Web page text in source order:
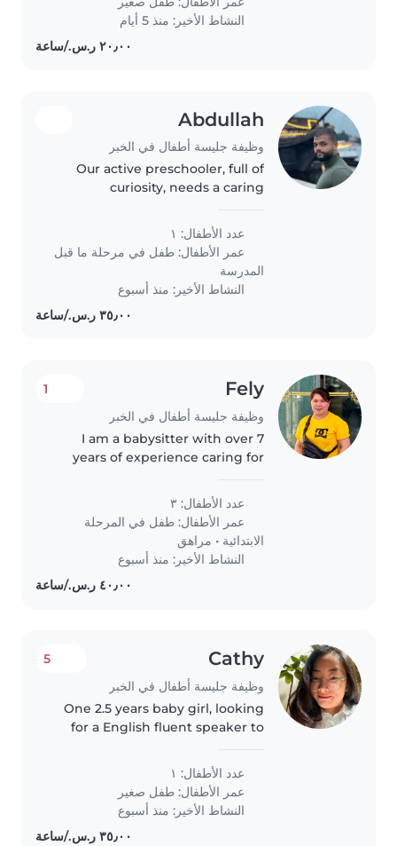
تفصيلية عن childish..
النشاط الأخير: منذ 5 أيام
Abdullah
وظيفة جليسة أطفال في الخبر
Our active preschooler, full of
curiosity, needs a caring
share games and stories at our
place.
عدد الأطفال: ١
عمر الأطفال: طفل في مرحلة ما قبل
المدرسة
النشاط الأخير: منذ أسبوع
Fely
وظيفة جليسة أطفال في الخبر
1
I am a babysitter with over 7
years of experience caring for
to teenagers. I am fluent in
English, Tagalog, and basic
Arabic. I am a responsible,..
عدد الأطفال: ٣
عمر الأطفال: طفل في المرحلة
الابتدائية • مراهق
النشاط الأخير: منذ أسبوع
Cathy
وظيفة جليسة أطفال في الخبر
5
One 2.5 years baby girl, looking
for a English fluent speaker to
عدد الأطفال: ١
عمر الأطفال: طفل صغير
النشاط الأخير: منذ أسبوع